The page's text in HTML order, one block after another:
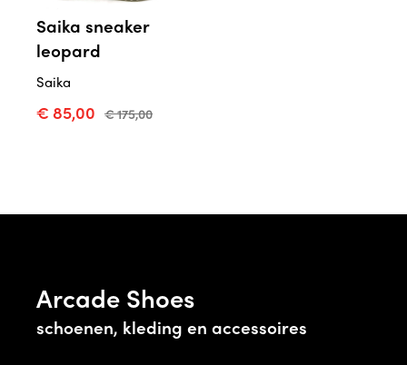
Saika sneaker
leopard
Saika
€ 85,00 € 175,00
Arcade Shoes
schoenen, kleding en accessoires